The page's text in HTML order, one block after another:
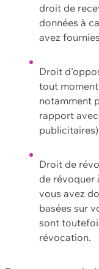
droit de
données à
avez
Droit
tout
notamment
rapport
Droit de
de révoquer
vous avez
basées sur
sont
révocation.